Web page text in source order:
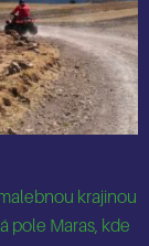
krajinou
pole Maras, kde